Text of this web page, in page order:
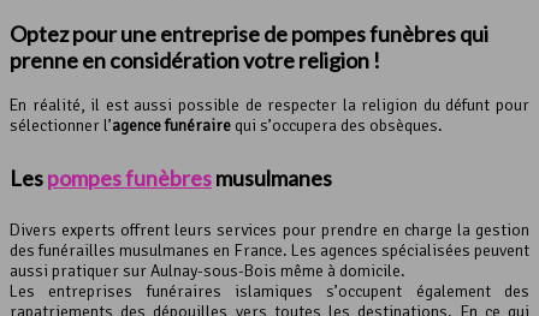
Optez pour une entreprise de pompes funèbres qui
prenne en considération votre religion !
En réalité, il est aussi possible de respecter la religion du défunt pour
sélectionner l’agence funéraire qui s’occupera des obsèques.
Lespompes funèbresmusulmanes
Divers experts offrent leurs services pour prendre en charge la gestion
des funérailles musulmanes en France. Les agences spécialisées peuvent
aussi pratiquer sur Aulnay-sous-Bois même à domicile.
Les entreprises funéraires islamiques s’occupent également des
rapatriements des dépouilles vers toutes les destinations. En ce qui